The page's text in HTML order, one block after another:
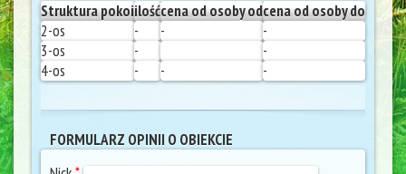
Struktura pokoiilośćcena od osoby odcena od osoby do
2-os
- -
-
3-os
-
-
4-os
- - -
FORMULARZ OPINII O OBIEKCIE